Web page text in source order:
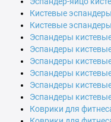
Кистевые
Кистевые
Эспандеры
Эспандеры
Эспандеры
Эспандеры
Эспандеры
Эспандеры
Коврики для